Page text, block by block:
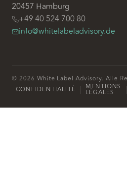
20457 Hamburg
+49 40 524 700 80
info@whitelabeladvisory.de
© 2026 White Label Advisory. Alle
CONFIDENTIALITÉ
MENTIONS
LÉGALES